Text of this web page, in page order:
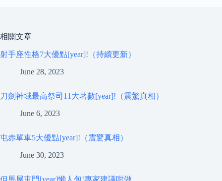
相關文章
射手座性格7大優點[year]!（持續更新）
June 28, 2023
刀劍神域最高祭司11大著數[year]!（震驚真相）
June 6, 2023
屯赤單車5大優點[year]!（震驚真相）
June 30, 2023
但馬屋屯門[year]懶人包!專家建議咁做…